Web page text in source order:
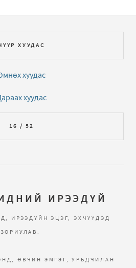
ХУУДАС
хуудас
хуудас
16 / 52
ИРЭЭДҮЙ
ИРЭЭДҮЙН ЭЦЭГ, ЭХЧҮҮДЭД
ЗОРИУЛАВ.
ӨВЧИН ЭМГЭГ, УРЬДЧИЛАН